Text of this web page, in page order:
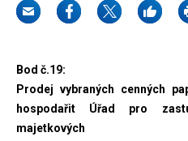
Bod č.19:
Prodej vybraných cenných
hospodařit Úřad pro
majetkových